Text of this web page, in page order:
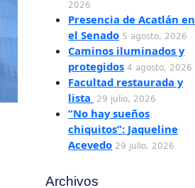
2026
Presencia de Acatlán en
el Senado 5 agosto, 2026
Caminos iluminados y
protegidos 4 agosto, 2026
Facultad restaurada y
lista
29 julio, 2026
“No hay sueños
chiquitos”: Jaqueline
Acevedo 29 julio, 2026
Archivos